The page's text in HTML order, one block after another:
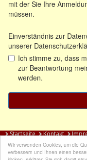
Wir verwenden Cookies, um die
verbessern und Ihnen einen
Startseite Kontakt